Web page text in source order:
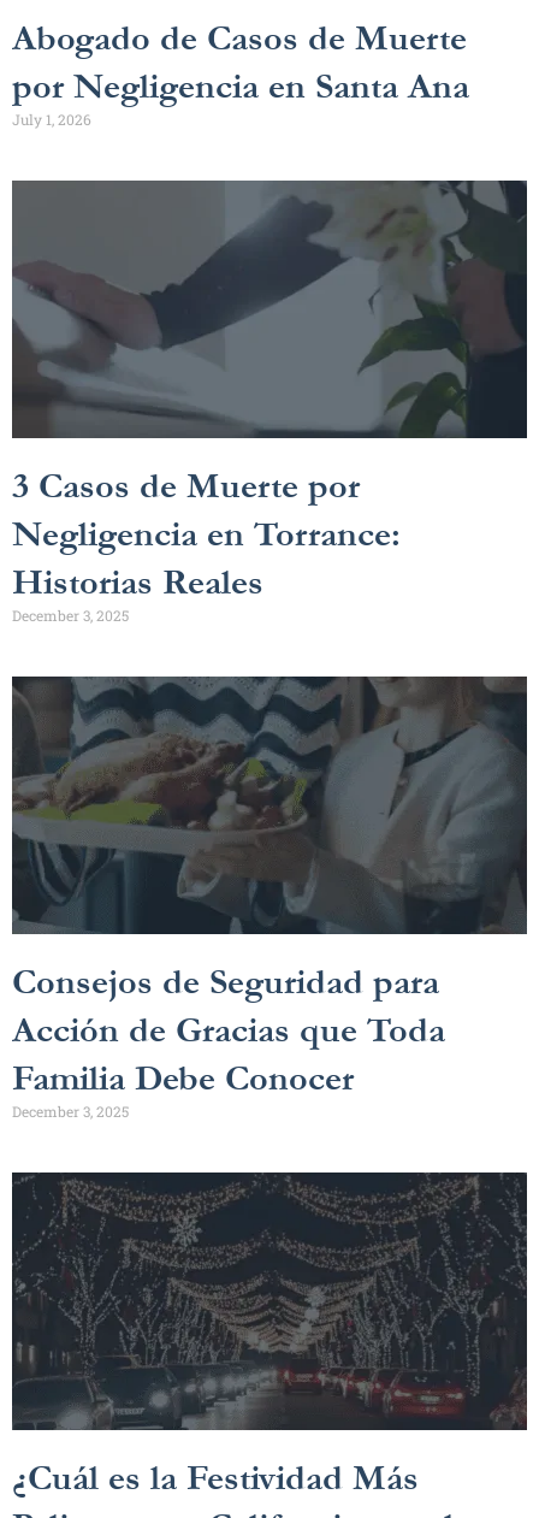
Abogado de Casos de Muerte
por Negligencia en Santa Ana
July 1, 2026
3 Casos de Muerte por
Negligencia en Torrance:
Historias Reales
December 3, 2025
Consejos de Seguridad para
Acción de Gracias que Toda
Familia Debe Conocer
December 3, 2025
¿Cuál es la Festividad Más